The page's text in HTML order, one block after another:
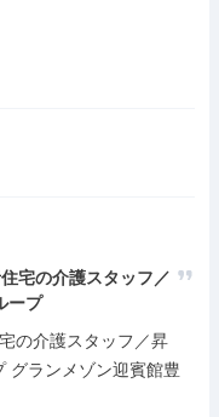
宅の介護スタッフ／
ープ
の介護スタッフ／昇
グランメゾン迎賓館豊